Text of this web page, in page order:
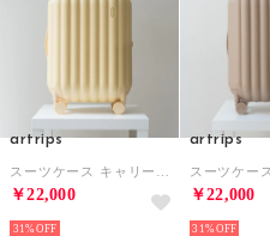
artrips
￥22,000
31%
artrips
￥22,000
31%